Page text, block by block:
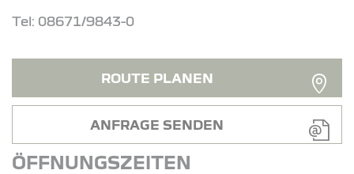
Tel: 08671/9843-0
ROUTE PLANEN
ANFRAGE SENDEN
ÖFFNUNGSZEITEN